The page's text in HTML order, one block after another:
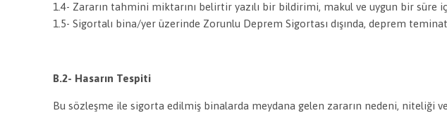
1.4- Zararın tahmini miktarını belirtir yazılı bir bildirimi, makul ve uygun bir süre
1.5- Sigortalı bina/yer üzerinde Zorunlu Deprem Sigortası dışında, deprem
B.2- Hasarın Tespiti
Bu sözleşme ile sigorta edilmiş binalarda meydana gelen zararın nedeni, niteliği